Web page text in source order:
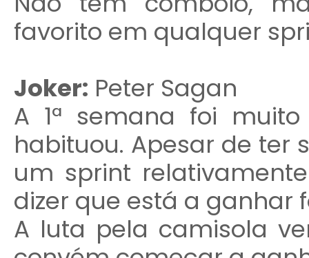
favorito em qualquer
Joker: Peter Sagan
A 1ª semana foi
habituou. Apesar de ter
um sprint
dizer que está a ganhar
A luta pela camisola